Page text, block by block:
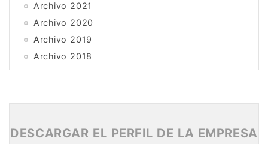
Archivo 2021
Archivo 2020
Archivo 2019
Archivo 2018
Archivo 2017
Archivo 2015
DESCARGAR EL PERFIL DE LA EMPRESA